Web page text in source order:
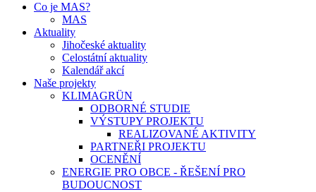
Co je MAS?
MAS
Aktuality
Jihočeské aktuality
Celostátní aktuality
Kalendář akcí
Naše projekty
KLIMAGRÜN
ODBORNÉ STUDIE
VÝSTUPY PROJEKTU
REALIZOVANÉ AKTIVITY
PARTNEŘI PROJEKTU
OCENĚNÍ
ENERGIE PRO OBCE - ŘEŠENÍ PRO
BUDOUCNOST